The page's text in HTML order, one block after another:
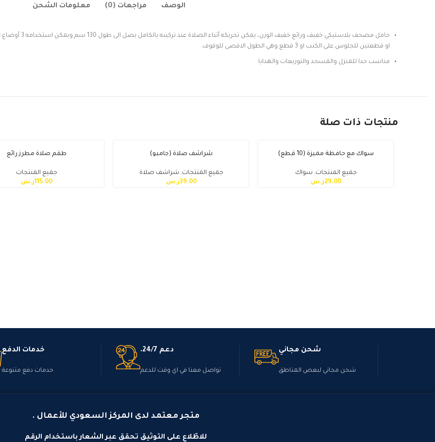
الوصف مراجعات (0) معلومات الشحن
حامل مصحف
او قطعتين للجلوس على الكنب او 3 قطع وهي الطول الاقصى للوقوف.
مناسب جدا للمنزل والمسجد والتوزيعات والهدايا
منتجات ذات صلة
سواك مع حافظة مميزة (10 قطع)
جميع المنتجات, سواك
29.00ر.س
شراشف صلاة (جامبو)
جميع المنتجات, شراشف صلاة
39.00ر.س
طقم صلاة مطرز رائع
جميع المنتجات
115.00ر.س
شحن مجاني
شحن مجاني لبعض المناطق
دعم 24/7.
تواصل معنا في اي وقت للدعم
خدمات الدفع
خدمات دفع متنوعة
متجر معتمد لدى المركز السعودي للأعمال .
للاطّلاع على التوثيق تحقق عبر الشعار باستخدام الرقم